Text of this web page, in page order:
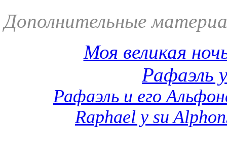
Дополнительные
Моя великая
Рафаэль
Рафаэль и его
Raphael y su